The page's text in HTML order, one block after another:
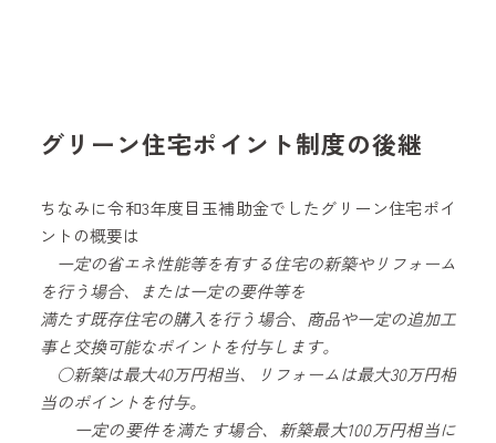
グリーン住宅ポイント制度の後継
ちなみに令和3年度目玉補助金でしたグリーン住宅ポイ
ントの概要は
一定の省エネ性能等を有する住宅の新築やリフォーム
を行う場合、または一定の要件等を
満たす既存住宅の購入を行う場合、商品や一定の追加工
事と交換可能なポイントを付与します。
○新築は最大40万円相当、リフォームは最大30万円相
当のポイントを付与。
一定の要件を満たす場合、新築最大100万円相当に